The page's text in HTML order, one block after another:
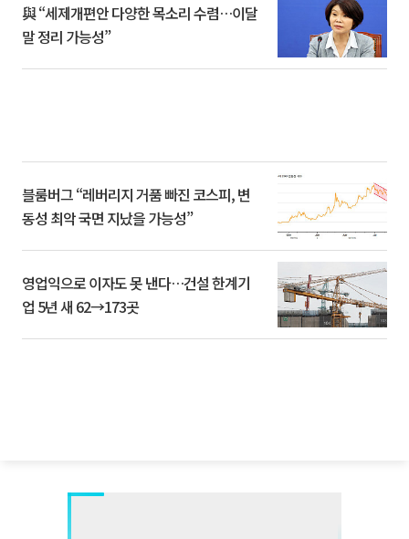
與 “세제개편안 다양한 목소리 수렴…이달
말 정리 가능성”
블룸버그 “레버리지 거품 빠진 코스피, 변
동성 최악 국면 지났을 가능성”
영업익으로 이자도 못 낸다…건설 한계기
업 5년 새 62→173곳